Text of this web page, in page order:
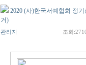
2020 (사)한국서예협회 정
거)
관리자 조회